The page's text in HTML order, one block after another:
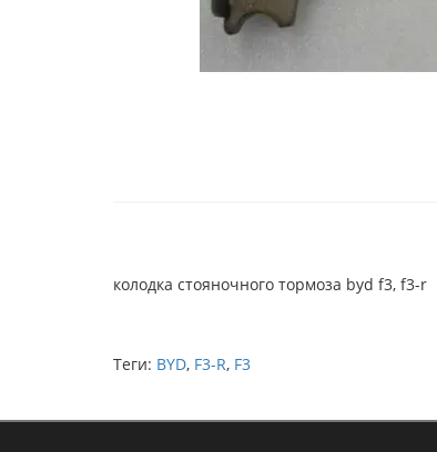
колодка стояночного тормоза byd f3, f3-r
Теги: BYD, F3-R, F3